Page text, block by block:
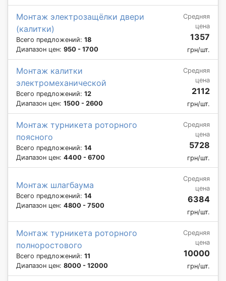
Монтаж электрозащёлки двери
(калитки)
Всего предложений: 18
Диапазон цен: 950 - 1700
Средняя
цена
1357
грн/шт.
Монтаж калитки
электромеханической
Всего предложений: 12
Диапазон цен: 1500 - 2600
Средняя
цена
2112
грн/шт.
Монтаж турникета роторного
поясного
Всего предложений: 14
Диапазон цен: 4400 - 6700
Средняя
цена
5728
грн/шт.
Монтаж шлагбаума
Всего предложений: 14
Диапазон цен: 4800 - 7500
Средняя
цена
6384
грн/шт.
Монтаж турникета роторного
полноростового
Всего предложений: 11
Диапазон цен: 8000 - 12000
Средняя
цена
10000
грн/шт.